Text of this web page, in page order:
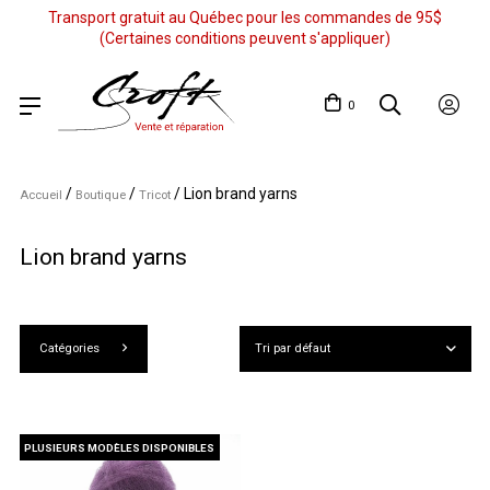
Transport gratuit au Québec pour les commandes de 95$
(Certaines conditions peuvent s'appliquer)
0
Accueil / Boutique/ Tricot/ Lion brand yarns
Lion brand yarns
Catégories
PLUSIEURS MODÈLES DISPONIBLES